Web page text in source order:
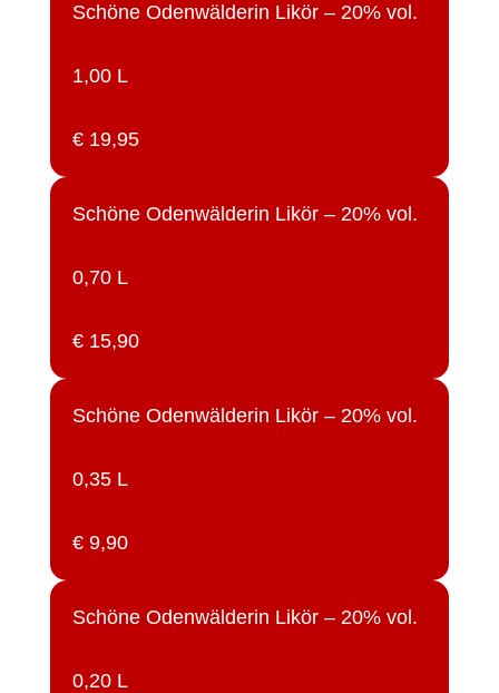
Schöne Odenwälderin Likör – 20% vol.
1,00 L
€ 19,95
Schöne Odenwälderin Likör – 20% vol.
0,70 L
€ 15,90
Schöne Odenwälderin Likör – 20% vol.
0,35 L
€ 9,90
Schöne Odenwälderin Likör – 20% vol.
0,20 L